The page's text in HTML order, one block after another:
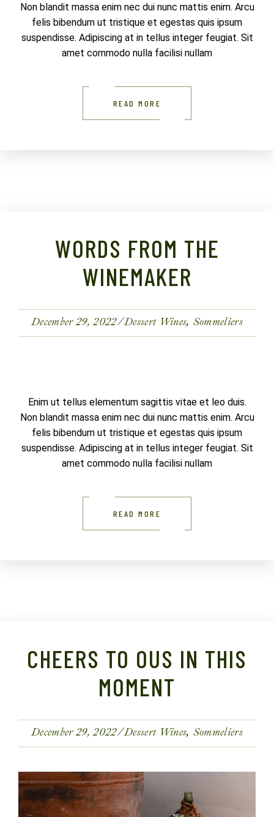
Non blandit massa enim nec dui nunc mattis enim. Arcu
felis bibendum ut tristique et egestas quis ipsum
suspendisse. Adipiscing at in tellus integer feugiat. Sit
amet commodo nulla facilisi nullam
READ MORE
WORDS FROM THE
WINEMAKER
December 29, 2022 Dessert Wines Sommeliers
Enim ut tellus elementum sagittis vitae et leo duis.
Non blandit massa enim nec dui nunc mattis enim. Arcu
felis bibendum ut tristique et egestas quis ipsum
suspendisse. Adipiscing at in tellus integer feugiat. Sit
amet commodo nulla facilisi nullam
READ MORE
CHEERS TO OUS IN THIS
MOMENT
December 29, 2022 Dessert Wines Sommeliers